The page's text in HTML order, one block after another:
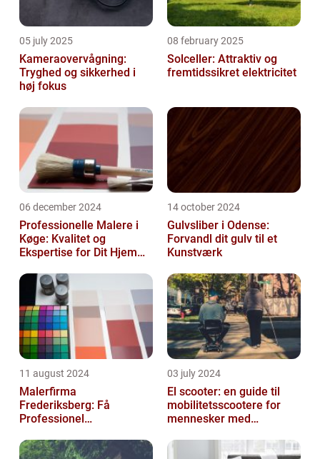
05 july 2025
Kameraovervågning:
Tryghed og sikkerhed i
høj fokus
08 february 2025
Solceller: Attraktiv og
fremtidssikret elektricitet
06 december 2024
Professionelle Malere i
Køge: Kvalitet og
Ekspertise for Dit Hjem
14 october 2024
Gulvsliber i Odense:
Forvandl dit gulv til et
Kunstværk
11 august 2024
Malerfirma
Frederiksberg: Få
Professionel
eller virksomhed
03 july 2024
El scooter: en guide til
mobilitetsscootere for
mennesker med